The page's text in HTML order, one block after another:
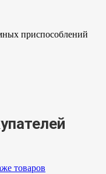
приспособлений
товаров